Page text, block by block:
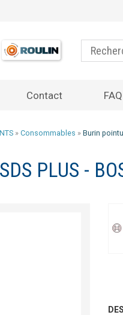
Contact FAQ
» Consommables » Burin
PLUS -